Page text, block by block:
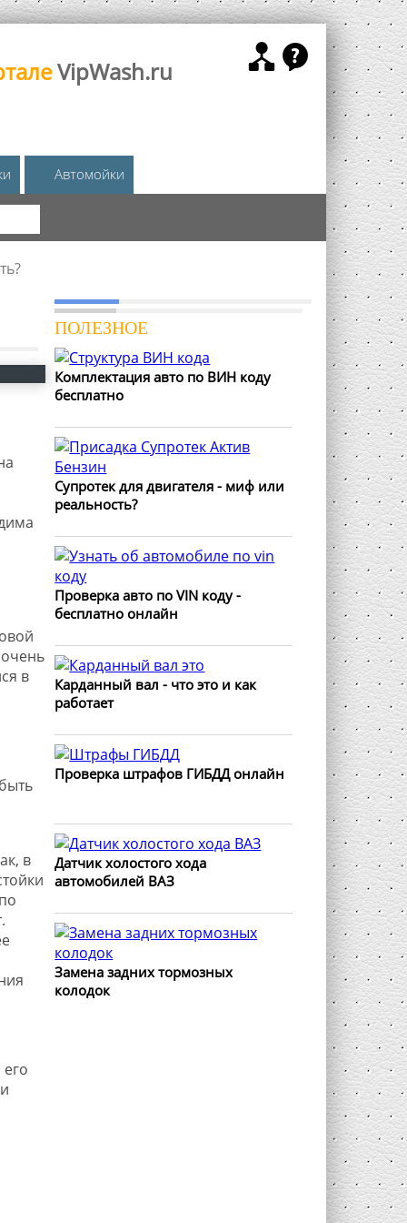
VipWash.ru
Автомойки
в
в
ПОЛЕЗНОЕ
Комплектация авто по ВИН коду
бесплатно
Супротек для двигателя - миф или
реальность?
Проверка авто по VIN коду -
бесплатно онлайн
Карданный вал - что это и как
работает
Проверка штрафов ГИБДД онлайн
Датчик холостого хода
автомобилей ВАЗ
Замена задних тормозных
колодок